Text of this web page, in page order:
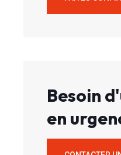
Besoin
en